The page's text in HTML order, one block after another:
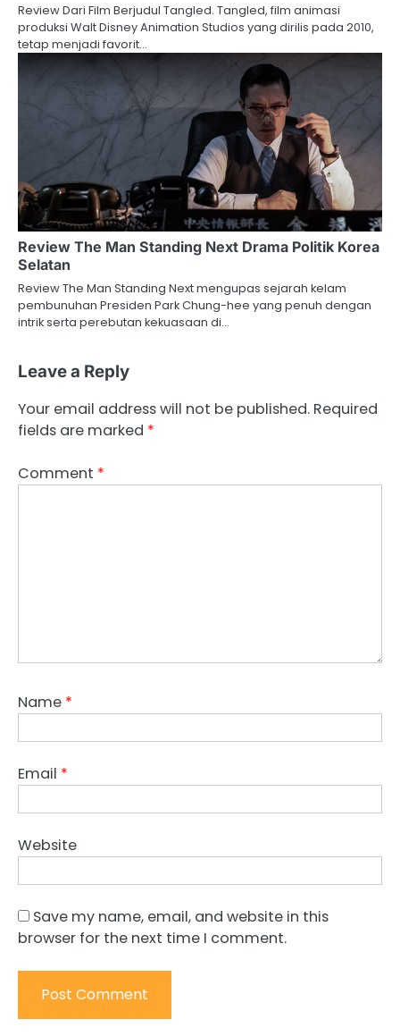
Review Dari Film Berjudul Tangled. Tangled, film animasi
produksi Walt Disney Animation Studios yang dirilis pada 2010,
tetap menjadi favorit…
Review The Man Standing Next Drama Politik Korea
Selatan
Review The Man Standing Next mengupas sejarah kelam
pembunuhan Presiden Park Chung-hee yang penuh dengan
intrik serta perebutan kekuasaan di…
Leave a Reply
Your email address will not be published. Required
fields are marked *
Comment *
Name *
Email *
Website
Save my name, email, and website in this
browser for the next time I comment.